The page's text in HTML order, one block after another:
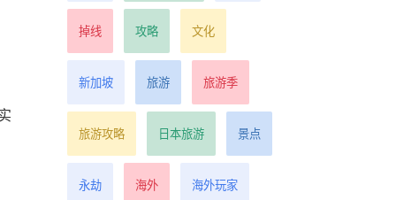
掉线 攻略 文化
新加坡 旅游 旅游季
旅游攻略 日本旅游 景点
永劫 海外 海外玩家